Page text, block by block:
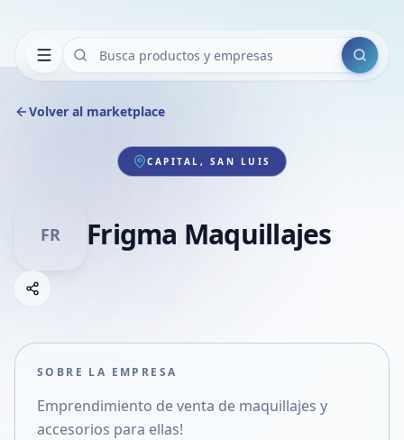
Buscar
Volver al marketplace
CAPITAL, SAN LUIS
FR Frigma Maquillajes
Compartir empresa
Compartir en X
SOBRE LA EMPRESA
Emprendimiento de venta de maquillajes y
accesorios para ellas!